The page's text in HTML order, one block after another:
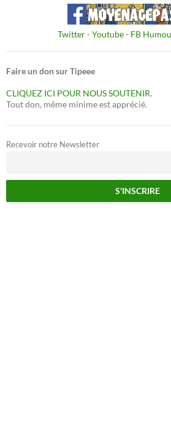
Twitter- Youtube- FB
Faire un don sur Tipeee
CLIQUEZ ICI POUR NOUS SOUTENIR.
Tout don, même minime est apprécié.
Recevoir notre Newsletter